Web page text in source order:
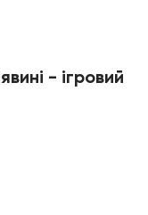
- ігровий